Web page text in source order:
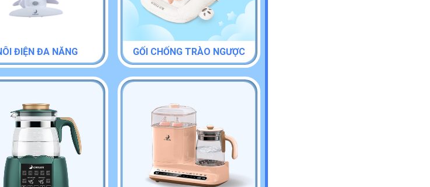
ĐIỆN ĐA NĂNG GỐI CHỐNG TRÀO NGƯỢC